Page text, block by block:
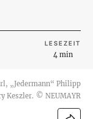
LESEZEIT
4 min
„Jedermann“ Philipp
Keszler. © NEUMAYR